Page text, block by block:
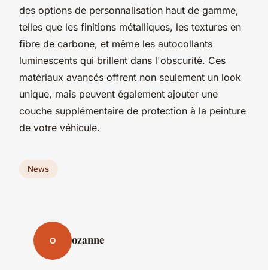
des options de personnalisation haut de gamme,
telles que les finitions métalliques, les textures en
fibre de carbone, et même les autocollants
luminescents qui brillent dans l'obscurité. Ces
matériaux avancés offrent non seulement un look
unique, mais peuvent également ajouter une
couche supplémentaire de protection à la peinture
de votre véhicule.
News
O ozanne